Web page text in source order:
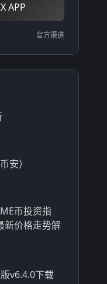
APP
官方渠道
安）
币投资指
新价格走势解
v6.4.0下载